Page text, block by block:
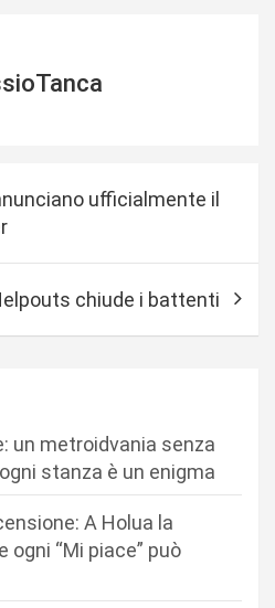
ufficialmente il
chiude i battenti
un metroidvania senza
stanza è un enigma
A Holua la
ogni “Mi piace” può